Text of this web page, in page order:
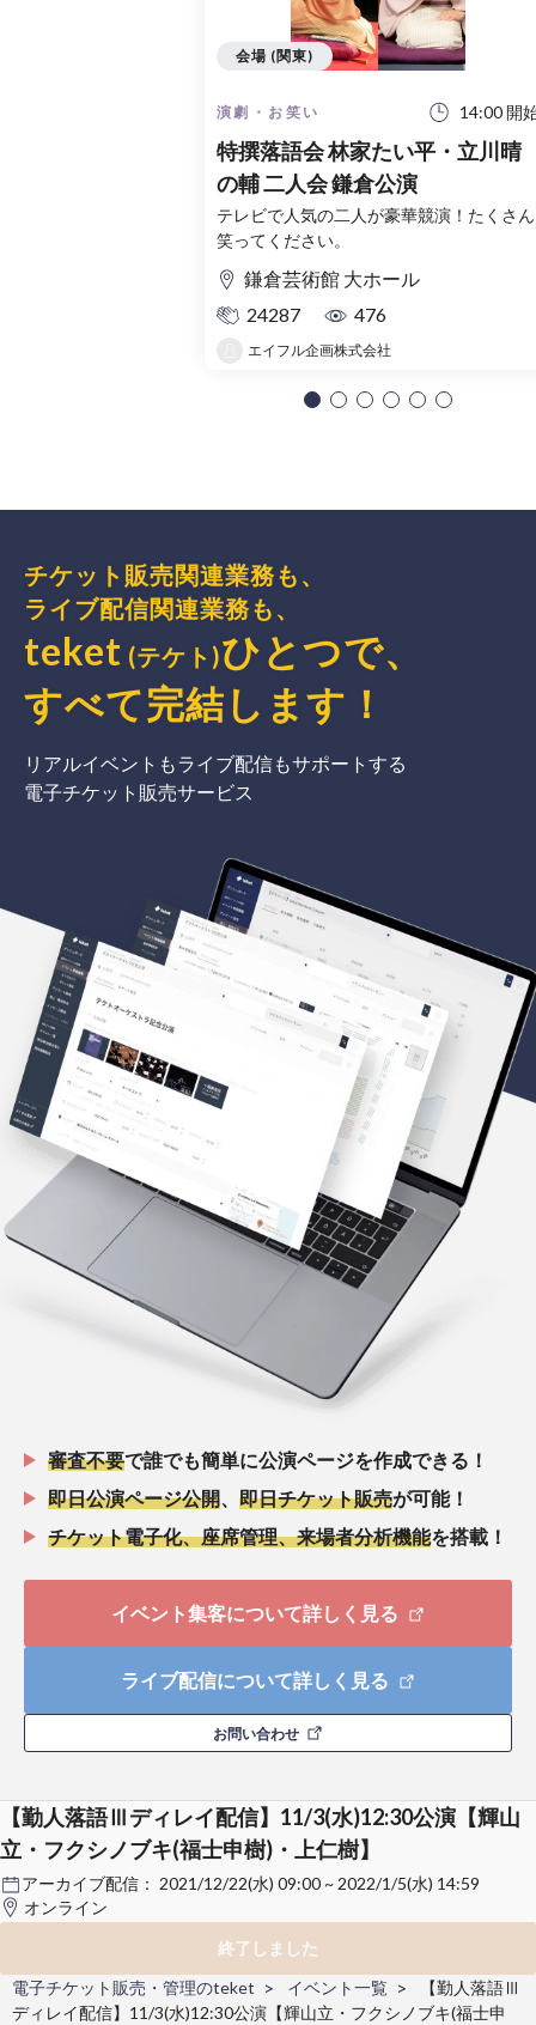
演劇・お笑い 14:00 開
特撰落語会 林家たい平・立川晴
の輔 二人会 鎌倉公演
テレビで人気の二人が豪華競演！たくさん
笑ってください。
鎌倉芸術館 大ホール
24287
476
エイフル企画株式会社
会場 (関東)
チケット販売関連業務も、
ライブ配信関連業務も、
teket (テケト)ひとつで、
すべて完結 します ！
リアルイベントもライブ配信もサポートする
電子チケット販売サービス
審査不要で誰でも簡単に公演ページを作成できる！
即日公演ページ公開
即日チケット販売が可能！
チケット電子化、座席管理、来場者分析機能を搭載！
イベント集客について詳しく見る
ライブ配信について詳しく見る
お問い合わせ
【勤人落語Ⅲディレイ配信】11/3(水)12:30公演【輝山
立・フクシノブキ(福士申樹)・上仁樹】
アーカイブ配信： 2021/12/22(水) 09:00 ~ 2022/1/5(水) 14:59
オンライン
終了しました
電子チケット販売・管理のteket
イベント一覧
【勤人落語Ⅲ
ディレイ配信】11/3(水)12:30公演【輝山立・フクシノブキ(福士申